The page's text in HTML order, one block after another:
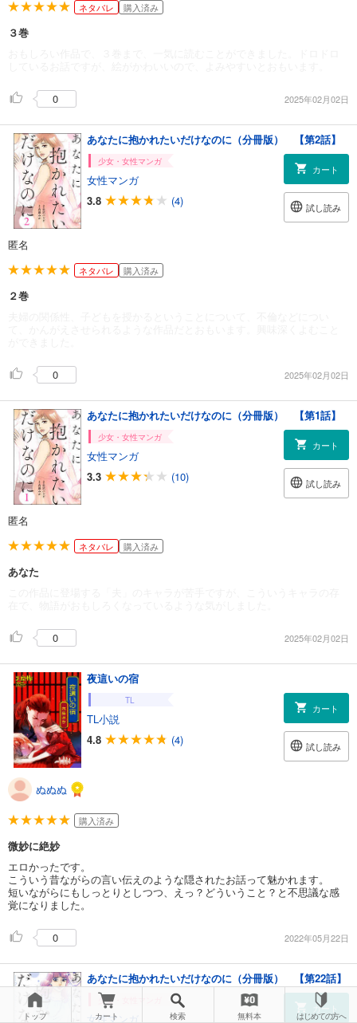
ネタバレ 購入済み
３巻
0 2025年02月02日
あなたに抱かれたいだけなのに（分冊版） 【第2話】
少女・女性マンガ
女性マンガ
3.8
(4)
カート
試し読み
匿名
ネタバレ 購入済み
２巻
0 2025年02月02日
あなたに抱かれたいだけなのに（分冊版） 【第1話】
少女・女性マンガ
女性マンガ
3.3
(10)
カート
試し読み
匿名
ネタバレ 購入済み
あなた
0 2025年02月02日
夜這いの宿
TL
TL小説
4.8
(4)
カート
試し読み
ぬぬぬ
購入済み
微妙に絶妙
エロかったです。
こういう昔ながらの言い伝えのような隠されたお話って魅かれます。
短いながらにもしっとりとしつつ、えっ？どういうこと？と不思議な感
覚になりました。
0 2022年05月22日
あなたに抱かれたいだけなのに（分冊版） 【第22話】
少女・女性マンガ
女性マンガ
カート
トップ カート 検索 無料本 はじめての方へ